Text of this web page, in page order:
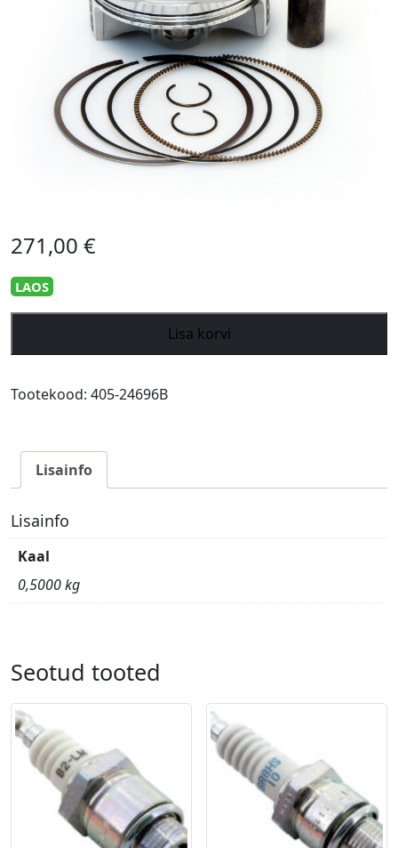
271,00 €
LAOS
for
23-..
MC350F
24-..
B
87.97mm
kogus
Lisa korvi
Tootekood: 405-24696B
Lisainfo
Lisainfo
Kaal
0,5000 kg
Seotud tooted